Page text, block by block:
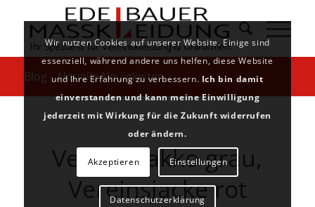
Blog - Aktuelle Neuigkeiten
Vereinssakko grau,
Vereinsjacke rot
Wir nutzen Cookies auf unserer Website. Einige sind
essenziell, während andere uns helfen, diese Website
und Ihre Erfahrung zu verbessern. Ich bin damit
einverstanden und kann meine Einwilligung
jederzeit mit Wirkung für die Zukunft widerrufen
oder ändern.
Akzeptieren Einstellungen
Datenschutzerklärung